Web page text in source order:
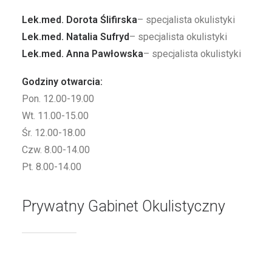
Lek.med. Dorota Ślifirska– specjalista okulistyki
Lek.med. Natalia Sufryd– specjalista okulistyki
Lek.med. Anna Pawłowska– specjalista okulistyki
Godziny otwarcia:
Pon. 12.00-19.00
Wt. 11.00-15.00
Śr. 12.00-18.00
Czw. 8.00-14.00
Pt. 8.00-14.00
Prywatny Gabinet Okulistyczny